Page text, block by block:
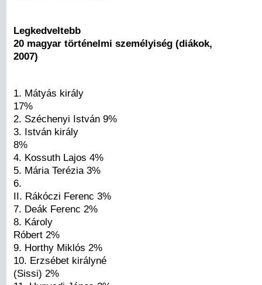
Legkedveltebb
20 magyar történelmi személyiség (diákok,
2007)
1. Mátyás király
17%
2. Széchenyi István 9%
3. István király
8%
4. Kossuth Lajos 4%
5. Mária Terézia 3%
6.
II. Rákóczi Ferenc 3%
7. Deák Ferenc 2%
8. Károly
Róbert 2%
9. Horthy Miklós 2%
10. Erzsébet királyné
(Sissi) 2%